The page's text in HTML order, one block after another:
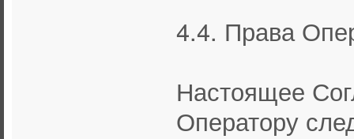
4.4. Права
Настоящее
Оператору